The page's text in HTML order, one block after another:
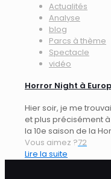
Actualités
Analyse
blog
Parcs à thème
Spectacle
vidéo
Horror Night à
Hier soir, je me
et plus précisément
la 10e saison de la
Vous aimez ?72
Lire la suite